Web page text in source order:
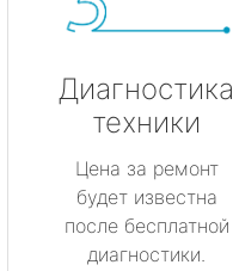
Диагностика
техники
Цена за ремонт
будет известна
после бесплатной
диагностики.